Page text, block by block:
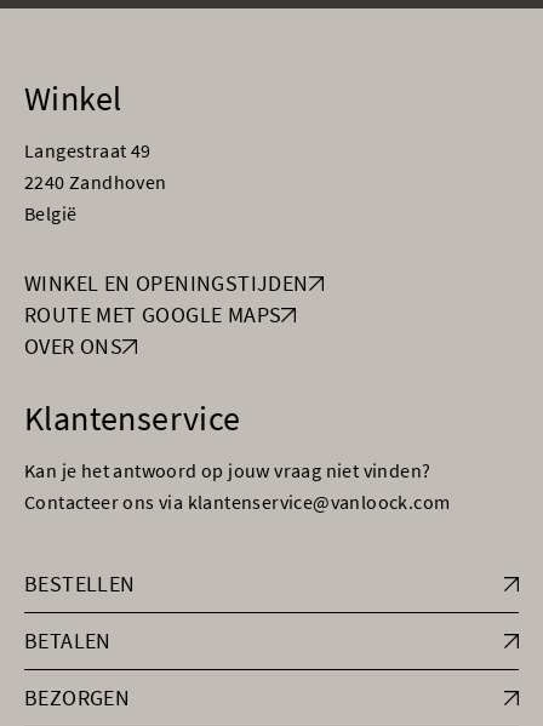
Winkel
Langestraat 49
2240 Zandhoven
België
WINKEL EN OPENINGSTIJDEN
ROUTE MET GOOGLE MAPS
OVER ONS
Klantenservice
Kan je het antwoord op jouw vraag niet vinden?
Contacteer ons via klantenservice@vanloock.com
BESTELLEN
BETALEN
BEZORGEN